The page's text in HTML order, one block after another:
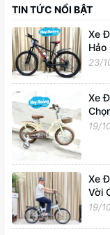
TIN TỨC NỔI BẬT
Xe
Hảo
23/
Xe
19/
Xe
Vời
19/